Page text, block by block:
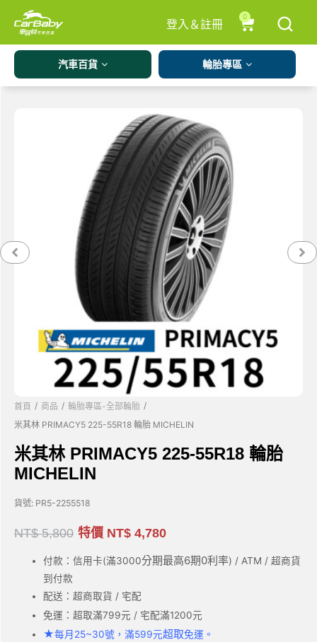
登入＆註冊
0
汽車百貨 輪胎專區
首頁 / 商品 / 輪胎專區-全部輪胎 /
米其林 PRIMACY5 225-55R18 輪胎 MICHELIN
米其林 PRIMACY5 225-55R18 輪胎
MICHELIN
貨號: PR5-2255518
NT$5,800 特價 NT$ 4,780
付款：信用卡(滿3000分期最高6期0利率) / ATM / 超商貨
到付款
配送：超商取貨 / 宅配
免運：超取滿799元 / 宅配滿1200元
★每月25~30號，滿599元超取免運。